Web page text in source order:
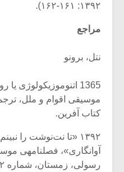
۱۳۹۲: ۱۶۱-۱۶۲).
مراجع
نتل، برونو
1365
موسیقی اقوام و ملل،
کتاب آفرین.
۱۳۹۲ «تا نت‌نوشت را
آوانگاری»، فصلنامه‏ی
رسولی، زمستان، شماره‏ ۶۲: ۱۴۵-۱۶۵.